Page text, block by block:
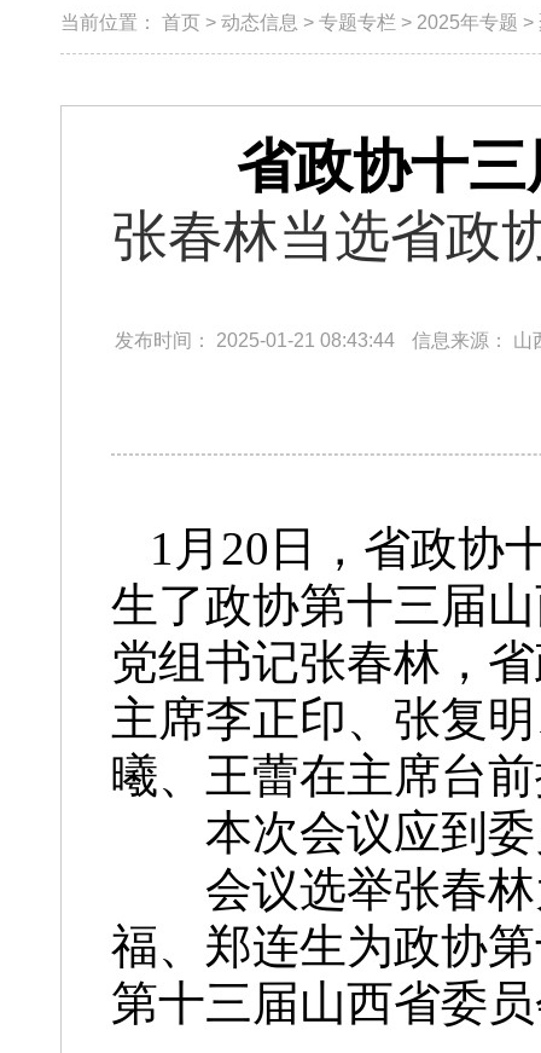
当前位置： 首页 > 动态信息 > 专题专栏 > 2025年专题 >
省政协十
张春林当选省政
发布时间： 2025-01-21 08:43:44 信息来源： 山
1月20日，省政协
生了政协第十三届
党组书记张春林，
主席李正印、张复
曦、王蕾在主席台
本次会议应到委
会议选举张春林
福、郑连生为政协
第十三届山西省委